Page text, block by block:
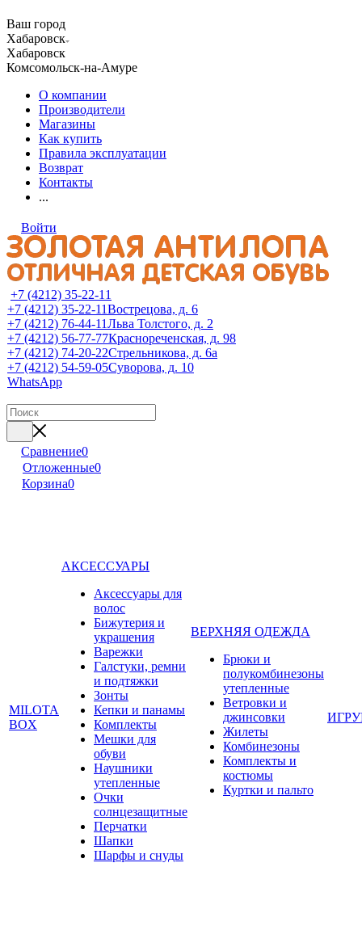
Ваш город
Хабаровск
Хабаровск
Комсомольск-на-Амуре
О компании
Производители
Магазины
Как купить
Правила эксплуатации
Возврат
Контакты
...
Войти
+7 (4212) 35-22-11
+7 (4212) 35-22-11Вострецова, д. 6
+7 (4212) 76-44-11Льва Толстого, д. 2
+7 (4212) 56-77-77Краснореченская, д. 98
+7 (4212) 74-20-22Стрельникова, д. 6а
+7 (4212) 54-59-05Суворова, д. 10
WhatsApp
Сравнение0
Отложенные0
Корзина0
MILOTA
BOX
АКСЕССУАРЫ
Аксессуары для
волос
Бижутерия и
украшения
Варежки
Галстуки, ремни
и подтяжки
Зонты
Кепки и панамы
Комплекты
Мешки для
обуви
Наушники
утепленные
Очки
солнцезащитные
Перчатки
Шапки
Шарфы и снуды
ВЕРХНЯЯ ОДЕЖДА
Брюки и
полукомбинезоны
утепленные
Ветровки и
джинсовки
Жилеты
Комбинезоны
Комплекты и
костюмы
Куртки и пальто